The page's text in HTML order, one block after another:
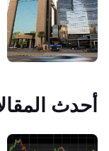
أحدث